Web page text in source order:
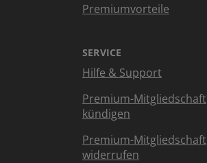
Premiumvorteile
SERVICE
Hilfe & Support
Premium-Mitgliedschaft
kündigen
Premium-Mitgliedschaft
widerrufen